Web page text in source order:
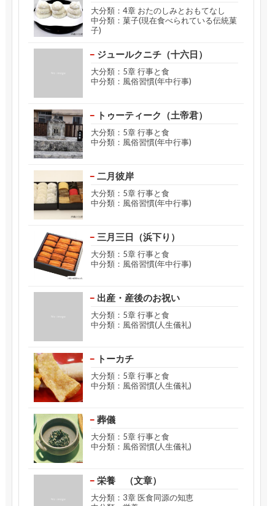
大分類：4章 おたのしみとおもてなし
中分類：菓子(現在食べられている伝統菓
子)
ジュールクニチ（十六日）
大分類：5章 行事と食
中分類：風俗習慣(年中行事)
トゥーティーク（土帝君）
大分類：5章 行事と食
中分類：風俗習慣(年中行事)
二月彼岸
大分類：5章 行事と食
中分類：風俗習慣(年中行事)
三月三日（浜下り）
大分類：5章 行事と食
中分類：風俗習慣(年中行事)
出産・産後のお祝い
大分類：5章 行事と食
中分類：風俗習慣(人生儀礼)
トーカチ
大分類：5章 行事と食
中分類：風俗習慣(人生儀礼)
葬儀
大分類：5章 行事と食
中分類：風俗習慣(人生儀礼)
栄養 （文章）
大分類：3章 医食同源の知恵